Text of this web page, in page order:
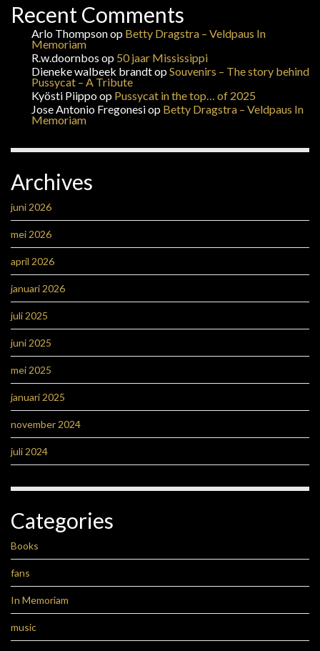
Recent Comments
Arlo Thompsonop Betty Dragstra – Veldpaus In
Memoriam
R.w.doornbos op 50 jaar Mississippi
Dieneke walbeek brandtopSouvenirs – The story behind
Pussycat – A Tribute
Kyösti Piippoop Pussycat in the top… of 2025
Jose Antonio Fregonesiop Betty Dragstra – Veldpaus In
Memoriam
Archives
juni 2026
mei 2026
april 2026
januari 2026
juli 2025
juni 2025
mei 2025
januari 2025
november 2024
juli 2024
Categories
Books
fans
In Memoriam
music